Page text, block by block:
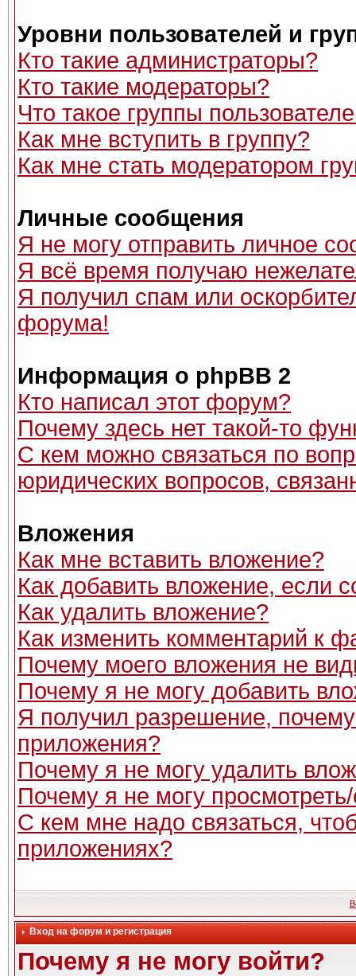
Уровни пользователей и
Кто такие администраторы?
Кто такие модераторы?
Что такое группы
Как мне вступить в группу?
Как мне стать модератором
Личные сообщения
Я не могу отправить личное
Я всё время получаю
Я получил спам или
форума!
Информация о phpBB 2
Кто написал этот форум?
Почему здесь нет такой-то
С кем можно связаться по
юридических вопросов,
Вложения
Как мне вставить вложение?
Как добавить вложение, если
Как удалить вложение?
Как изменить комментарий к
Почему моего вложения не
Почему я не могу добавить
Я получил разрешение,
приложения?
Почему я не могу удалить
Почему я не могу
С кем мне надо связаться,
приложениях?
Вход на форум и регистрация
Почему я не могу войти?